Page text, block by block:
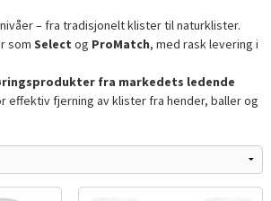
– fra tradisjonelt klister til naturklister.
som Select og ProMatch, med rask levering i
fra markedets ledende
effektiv fjerning av klister fra hender, baller og